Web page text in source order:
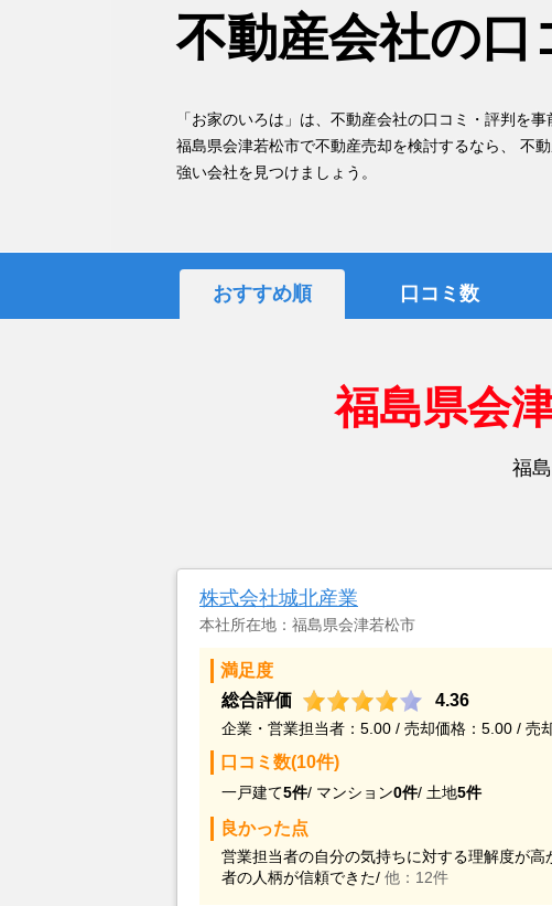
不動産会社の口
「お家のいろは」は、不動産会社の口コミ・評判を
福島県会津若松市で不動産売却を検討するなら、 不
強い会社を見つけましょう。
おすすめ順 口コミ数
福島県会
福
株式会社城北産業
本社所在地：福島県会津若松市
満足度
総合評価
4.36
企業・営業担当者：5.00 / 売却価格：5.00 / 売
口コミ数(10件)
一戸建て5件/ マンション0件/ 土地5件
良かった点
営業担当者の自分の気持ちに対する理解度が高
者の人柄が信頼できた/ 他：12件